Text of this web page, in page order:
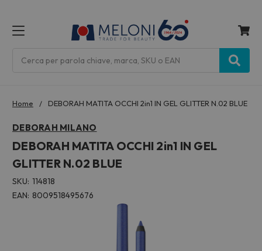
Home DEBORAH MATITA OCCHI 2in1 IN GEL GLITTER N.02 BLUE
DEBORAH MILANO
DEBORAH MATITA OCCHI 2in1 IN GEL
GLITTER N.02 BLUE
SKU: 114818
EAN: 8009518495676